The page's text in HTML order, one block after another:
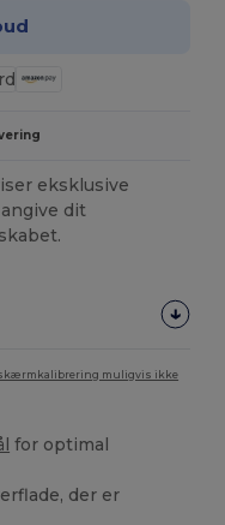
eksklusive
dit
skærmkalibrering muligvis ikke
for optimal
der er